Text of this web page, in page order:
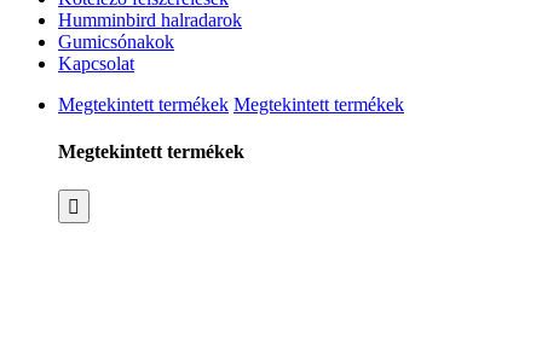
Humminbird halradarok
Gumicsónakok
Kapcsolat
Megtekintett termékek Megtekintett termékek
Megtekintett termékek